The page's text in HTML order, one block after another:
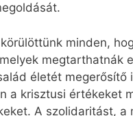
minden,
megtarthatnák
életét megerősítő
a krisztusi értékeket
A szolidaritást, a